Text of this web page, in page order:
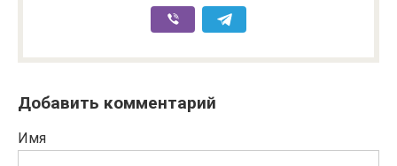
Добавить комментарий
Имя